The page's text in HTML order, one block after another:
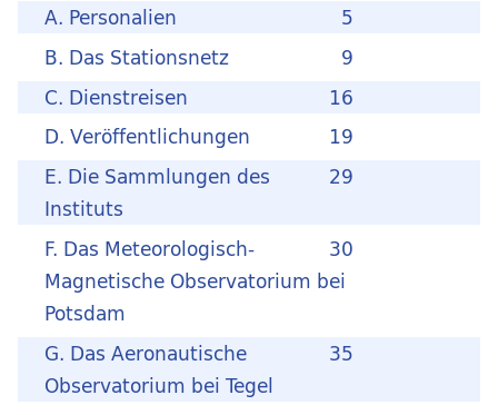
5
A. Personalien
9
B. Das Stationsnetz
16
C. Dienstreisen
19
D. Veröffentlichungen
29
E. Die Sammlungen des
Instituts
30
F. Das Meteorologisch-
Magnetische Observatorium bei
Potsdam
35
G. Das Aeronautische
Observatorium bei Tegel